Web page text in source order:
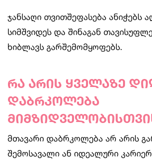
ჯანსაღი თვითშეფასება ანიჭებს
სიმშვიდეს და შინაგან
ხიბლავს გარშემომყოფებს.
რა არის ყველაზე
დაბრკოლება
მთავარი დაბრკოლება არ არის
შემოსავალი ან იდეალური